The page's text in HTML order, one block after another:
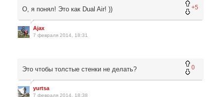
+5
О, я понял! Это как Dual Air! ))
Ajax
7 февраля 2014, 18:31
0
Это чтобы толстые стенки не делать?
yurtsa
7 февраля 2014, 18:38